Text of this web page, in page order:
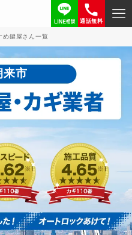
通話無料
め鍵屋さん一覧
来市